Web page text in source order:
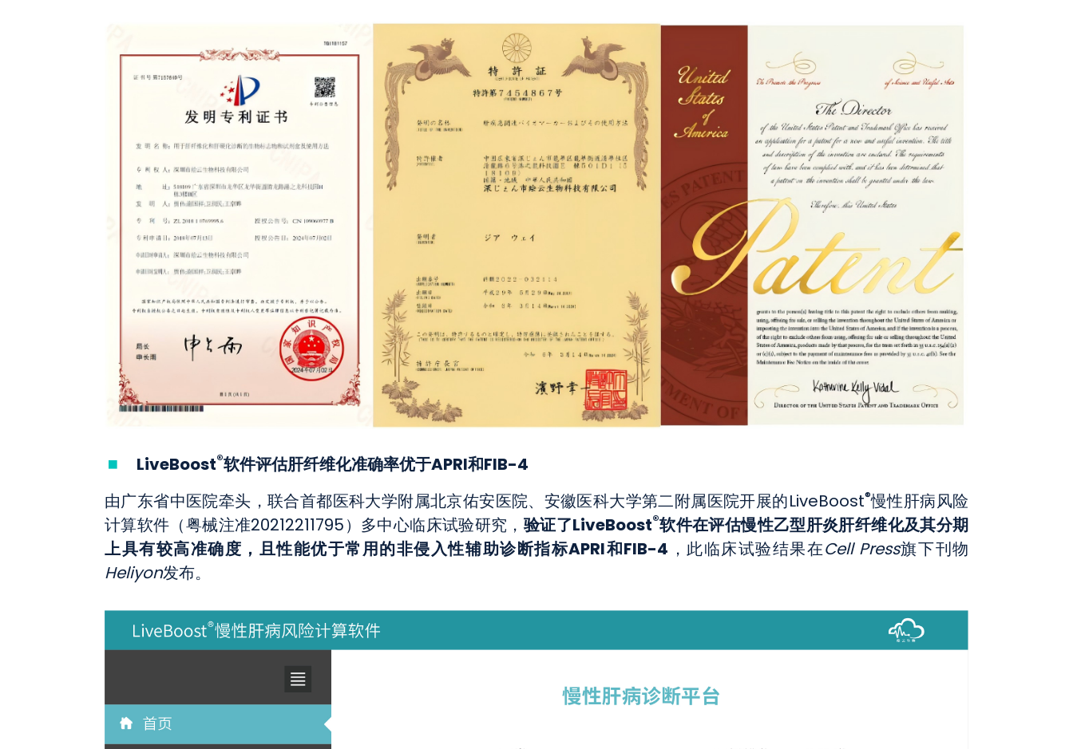
LiveBoost®软件评估肝纤维化准确率优于APRI和FIB-4
由广东省中医院牵头，联合首都医科大学附属北京佑安医院、安徽医科大学第二附属医院开展的LiveBoost®慢性肝病风险
计算软件（粤械注准20212211795）多中心临床试验研究， 验证了LiveBoost®软件在评估慢性乙型肝炎肝纤维化及其分期
上具有较高准确度，且性能优于常用的非侵入性辅助诊断指标APRI和FIB-4 ，此临床试验结果在Cell Press旗下刊物
Heliyon发布。